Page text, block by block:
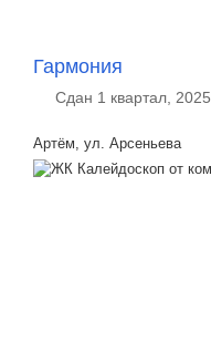
Гармония
Сдан 1 квартал, 2025
Артём, ул. Арсеньева